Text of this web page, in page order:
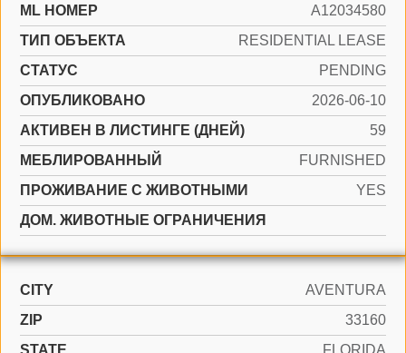
ML НОМЕР
A12034580
ТИП ОБЪЕКТА
RESIDENTIAL LEASE
СТАТУС
PENDING
ОПУБЛИКОВАНО
2026-06-10
АКТИВЕН В ЛИСТИНГЕ (ДНЕЙ)
59
МЕБЛИРОВАННЫЙ
FURNISHED
ПРОЖИВАНИЕ С ЖИВОТНЫМИ
YES
ДОМ. ЖИВОТНЫЕ ОГРАНИЧЕНИЯ
CITY
AVENTURA
ZIP
33160
STATE
FLORIDA